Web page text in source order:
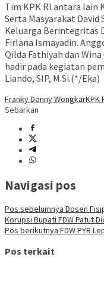
Tim KPK RI antara lain
Serta Masyarakat
Keluarga Berintegritas
Firlana Ismayadin.
Qilda Fathiyah dan
hadir pada kegiatan
Liando, SIP, M.Si.(*/Eka)
Franky Donny WongkarKPK
Sebarkan
Navigasi pos
Pos sebelumnya Dosen
Korupsi Bupati FDW Patut
Pos berikutnya FDW PYR
Pos terkait